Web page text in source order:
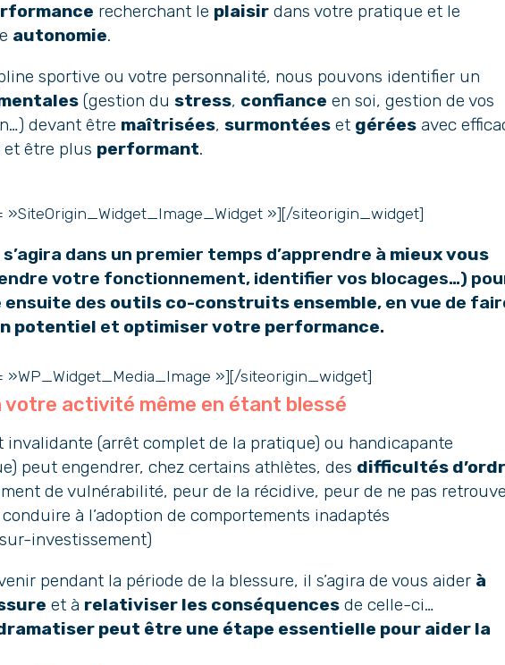
recherchant le plaisir dans votre pratique et le
autonomie.
sportive ou votre personnalité, nous pouvons identifier un
(gestion dustress, confiance en soi, gestion de vos
devant être maîtrisées,surmontées et gérées avec
être plus performant.
»][/siteorigin_widget]
s’agira dans un premier temps d’apprendre à mieux vous
votre fonctionnement, identifier vos blocages…)
des outils co-construits ensemble, en vue de
potentiel et optimiser votre performance.
»WP_Widget_Media_Image »][/siteorigin_widget]
votre activité même en étant blessé
invalidante (arrêt complet de la pratique) ou handicapante
peut engendrer, chez certains athlètes, des difficultés
de vulnérabilité, peur de la récidive, peur de ne pas
à l’adoption de comportements inadaptés
investissement)
pendant la période de la blessure, il s’agira de vous aider à
et à relativiser les conséquences de celle-ci…
peut être une étape essentielle pour aider la